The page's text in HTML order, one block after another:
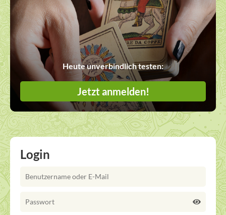
Heute unverbindlich testen:
Jetzt anmelden!
Login